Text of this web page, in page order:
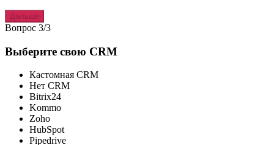
Дальше
Вопрос 3/3
Выберите свою CRM
Кастомная CRM
Нет CRM
Bitrix24
Kommo
Zoho
HubSpot
Pipedrive